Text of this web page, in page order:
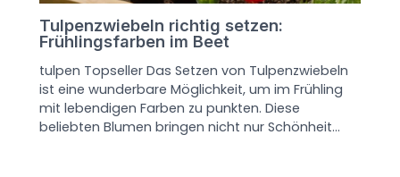
Tulpenzwiebeln richtig setzen:
Frühlingsfarben im Beet
tulpen Topseller Das Setzen von Tulpenzwiebeln
ist eine wunderbare Möglichkeit, um im Frühling
mit lebendigen Farben zu punkten. Diese
beliebten Blumen bringen nicht nur Schönheit…